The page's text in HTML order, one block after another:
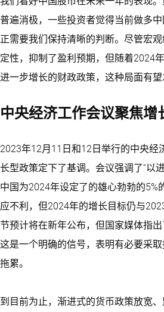
普遍消极，一些投资者觉得当前做多
正需要我们保持清晰的判断。尽管宏
定性，抑制了盈利预期，但随着2024
进一步增长的财政政策，这种局面有望
中央经济工作会议聚焦增
2023年12月11日和12日举行的中央经
长型政策定下了基调。会议强调了“以
中国为2024年设定了的雄心勃勃的5%
应不利，但2024年的增长目标仍与
节预计将在新年公布，但国家媒体指出
这是一个明确的信号，表明有必要采
拖累。
到目前为止，渐进式的货币政策放宽